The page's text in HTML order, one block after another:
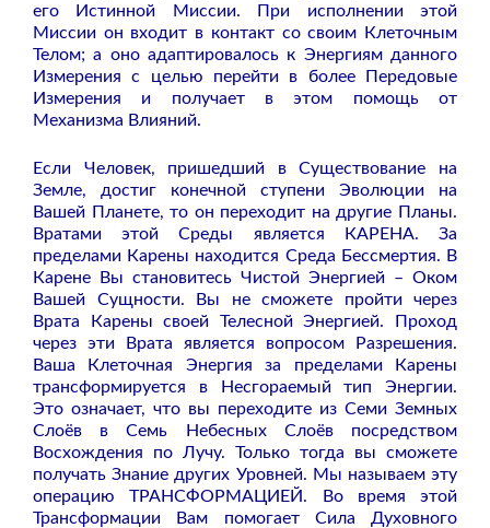
его Истинной Миссии. При исполнении этой
Миссии он входит в контакт со своим Клеточным
Телом; а оно адаптировалось к Энергиям данного
Измерения с целью перейти в более Передовые
Измерения и получает в этом помощь от
Механизма Влияний.
Если Человек, пришедший в Существование на
Земле, достиг конечной ступени Эволюции на
Вашей Планете, то он переходит на другие Планы.
Вратами этой Среды является КАРЕНА. За
пределами Карены находится Среда Бессмертия. В
Карене Вы становитесь Чистой Энергией – Оком
Вашей Сущности. Вы не сможете пройти через
Врата Карены своей Телесной Энергией. Проход
через эти Врата является вопросом Разрешения.
Ваша Клеточная Энергия за пределами Карены
трансформируется в Несгораемый тип Энергии.
Это означает, что вы переходите из Семи Земных
Слоёв в Семь Небесных Слоёв посредством
Восхождения по Лучу. Только тогда вы сможете
получать Знание других Уровней. Мы называем эту
операцию ТРАНСФОРМАЦИЕЙ. Во время этой
Трансформации Вам помогает Сила Духовного